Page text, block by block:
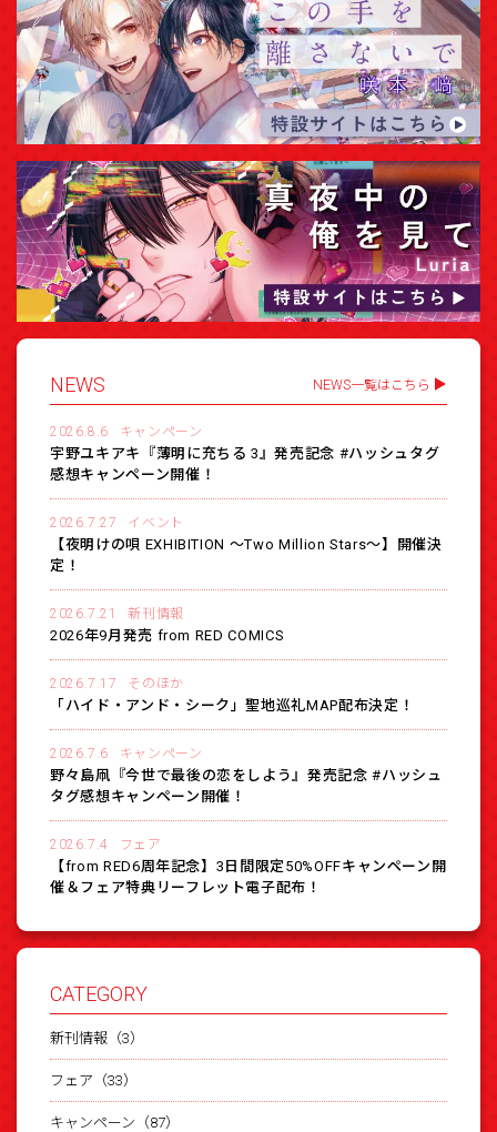
NEWS NEWS一覧はこちら
2026.8.6 キャンペーン
宇野ユキアキ『薄明に充ちる 3』発売記念 #ハッシュタグ
感想キャンペーン開催！
2026.7.27 イベント
【夜明けの唄 EXHIBITION 〜Two Million Stars〜】開催決
定！
2026.7.21 新刊情報
2026年9月発売 from RED COMICS
2026.7.17 そのほか
「ハイド・アンド・シーク」聖地巡礼MAP配布決定！
2026.7.6 キャンペーン
野々島凧『今世で最後の恋をしよう』発売記念 #ハッシュ
タグ感想キャンペーン開催！
2026.7.4 フェア
【from RED6周年記念】3日間限定50%OFFキャンペーン開
催＆フェア特典リーフレット電子配布！
CATEGORY
新刊情報（3）
フェア（33）
キャンペーン（87）